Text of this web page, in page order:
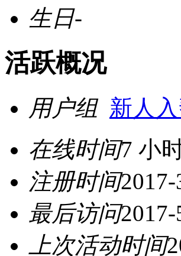
生日-
活跃概况
用户组 新人
在线时间7 小
注册时间
最后访问
上次活动时间